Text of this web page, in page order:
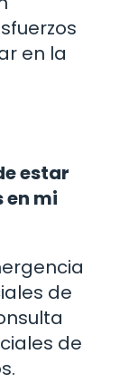
en la
estar
mi
de
de